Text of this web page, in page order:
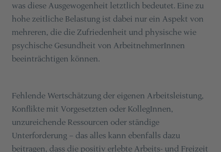
was diese Ausgewogenheit letztlich bedeutet. Eine zu
hohe zeitliche Belastung ist dabei nur ein Aspekt von
mehreren, die die Zufriedenheit und physische wie
psychische Gesundheit von ArbeitnehmerInnen
beeinträchtigen können.
Fehlende Wertschätzung der eigenen Arbeitsleistung,
Konflikte mit Vorgesetzten oder KollegInnen,
unzureichende Ressourcen oder ständige
Unterforderung – das alles kann ebenfalls dazu
beitragen, dass die positiv erlebte Arbeits- und Freizeit